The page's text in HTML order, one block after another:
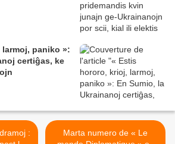
paniko »:
certiĝas, ke
Marta numero de « Le